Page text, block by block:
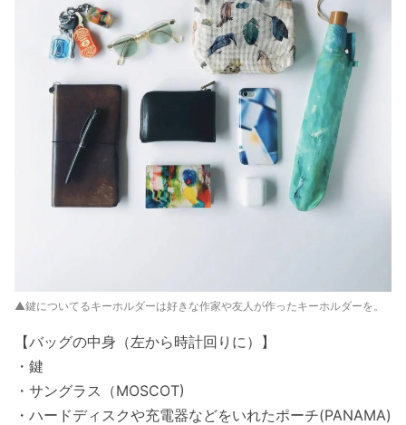
▲鍵についてるキーホルダーは好きな作家や友人が作ったキーホルダーを。
【バッグの中身（左から時計回りに）】
・鍵
・サングラス（MOSCOT)
・ハードディスクや充電器などをいれたポーチ(PANAMA)